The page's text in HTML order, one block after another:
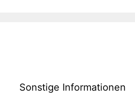
Sonstige Informationen